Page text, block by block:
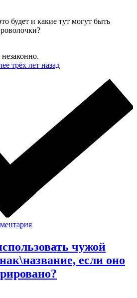
будет и какие тут могут быть
трёх лет назад
чужой
если оно